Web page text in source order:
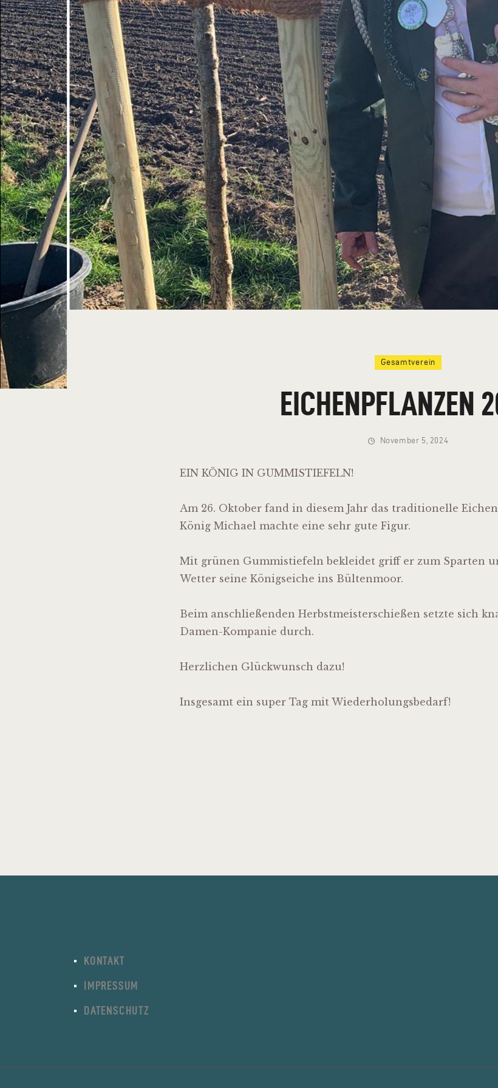
HOME
VEREIN
NEUIGKEITEN
TERMINE
VERMIETUNG
KONTAKT
Gesamtverein
EICHENPFLANZEN
November 5, 2024
EIN KÖNIG IN GUMMISTIEFELN!
Am 26. Oktober fand in diesem Jahr das traditionelle
König Michael machte eine sehr gute Figur.
Mit grünen Gummistiefeln bekleidet griff er zum Sparten
Wetter seine Königseiche ins Bültenmoor.
Beim anschließenden Herbstmeisterschießen setzte sich
Damen-Kompanie durch.
Herzlichen Glückwunsch dazu!
Insgesamt ein super Tag mit Wiederholungsbedarf!
KONTAKT
IMPRESSUM
DATENSCHUTZ